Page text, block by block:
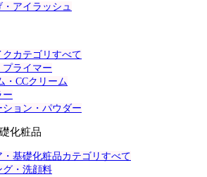
アイラッシュ
カテゴリすべて
ライマー
・CCクリーム
ー
ション・パウダー
化粧品
・基礎化粧品カテゴリすべて
グ・洗顔料